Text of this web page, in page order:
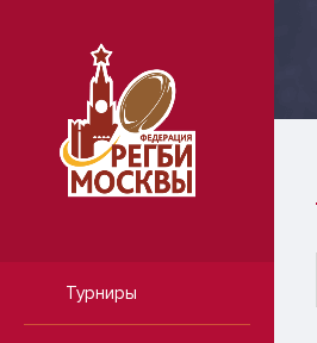
Турниры